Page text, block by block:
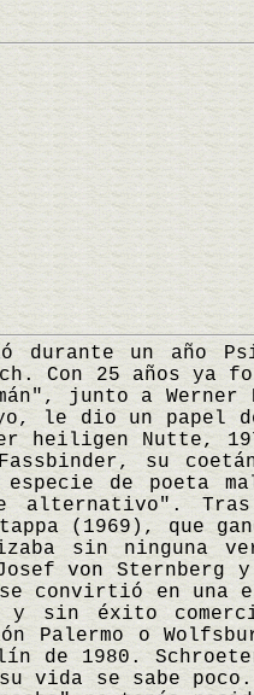
un año
Con 25 años ya
junto a Werner
le dio un papel
heiligen Nutte,
su
de poeta
alternativo".
(1969), que
sin ninguna
von Sternberg
se convirtió en
y sin éxito
Palermo o
de 1980.
vida se sabe poco.